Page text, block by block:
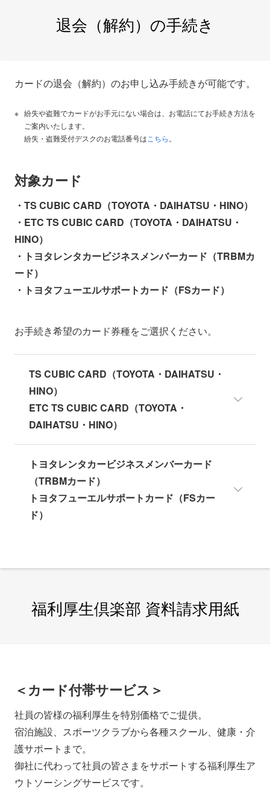
退会（解約）の手続き
カードの退会（解約）のお申し込み手続きが可能です。
紛失や盗難でカードがお手元にない場合は、お電話にてお手続き方法を
ご案内いたします。
紛失・盗難受付デスクのお電話番号は こちら 。
対象カード
・TS CUBIC CARD（TOYOTA・DAIHATSU・HINO）
・ETC TS CUBIC CARD（TOYOTA・DAIHATSU・
HINO）
・トヨタレンタカービジネスメンバーカード（TRBMカ
ード）
・トヨタフューエルサポートカード（FSカード）
お手続き希望のカード券種をご選択ください。
TS CUBIC CARD（TOYOTA・DAIHATSU・
HINO）
ETC TS CUBIC CARD（TOYOTA・
DAIHATSU・HINO）
インターネット上でお手続きを承っております。
退会に伴う注意事項やお手続き方法は以下をご確
認ください。
トヨタレンタカービジネスメンバーカード
（TRBMカード）
トヨタフューエルサポートカード（FSカー
ド）
ビジネスWEBサイト上でお手続きを承っており
ます。以下よりログインのうえ、退会手続きをお
退会手続きをする
ご契約のカードをすべて退会ご希望で、ログインできない場合
は書類でお手続きください。
書類でのお手続き
福利厚生倶楽部 資料請求用紙
＜カード付帯サービス＞
社員の皆様の福利厚生を特別価格でご提供。
宿泊施設、スポーツクラブから各種スクール、健康・介
護サポートまで。
御社に代わって社員の皆さまをサポートする福利厚生ア
ウトソーシングサービスです。